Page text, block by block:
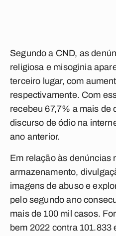
Segundo a CND, as
religiosa e misoginia
terceiro lugar, com
respectivamente. Com
recebeu 67,7% a mais de
discurso de ódio na
ano anterior.
Em relação às denúncias
armazenamento,
imagens de abuso e
pelo segundo ano
mais de 100 mil casos.
bem 2022 contra 101.833